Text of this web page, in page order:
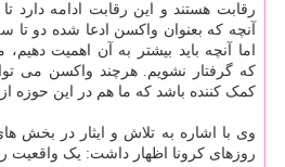
رقابت هستند و این رقابت ادامه دارد
آنچه که بعنوان واکسن ادعا شده دو تا
اما آنچه باید بیشتر به آن اهمیت
که گرفتار نشویم. هرچند واکسن می
کمک کننده باشد که ما هم در این حوزه از
وی با اشاره به تلاش و ایثار در بخش
روزهای کرونا اظهار داشت: یک واقعیت